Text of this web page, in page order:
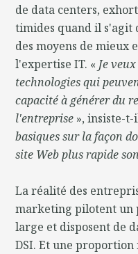
de data centers,
timides quand il s'agit
des moyens de mieux
l'expertise IT. « Je
technologies qui
capacité à générer du
l'entreprise », insiste-
basiques sur la façon
site Web plus rapide
La réalité des
marketing pilotent un
large et disposent de
DSI. Et une